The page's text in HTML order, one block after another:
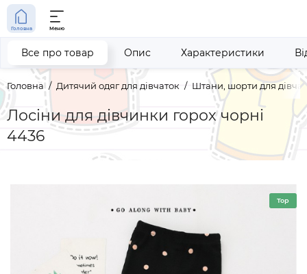
Головна Меню
Головна Дитячий одяг для дівчаток Штани, шорти для
Лосіни для дівчинки горох чорні
4436
Все про товар Опис Характеристики
Top